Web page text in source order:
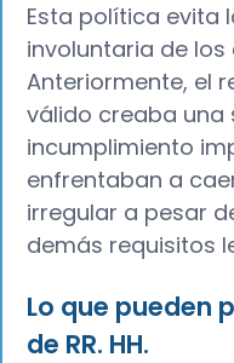
Esta política evita
involuntaria de
Anteriormente, el
válido creaba una
incumplimiento
enfrentaban a
irregular a pesar
demás requisitos
Lo que pueden
de RR. HH.